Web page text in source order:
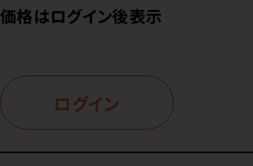
価格はログイン後表示
ログイン